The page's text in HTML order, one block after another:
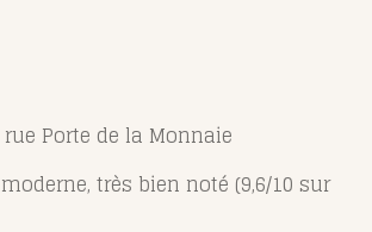
rue Porte de la Monnaie
très bien noté (9,6/10 sur